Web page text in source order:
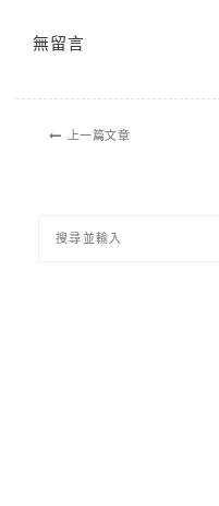
無留言
上一篇文章